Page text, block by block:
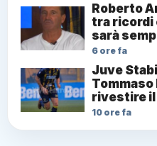
Roberto
tra ricordi
sarà
6 ore fa
Juve
rivestire
10 ore fa